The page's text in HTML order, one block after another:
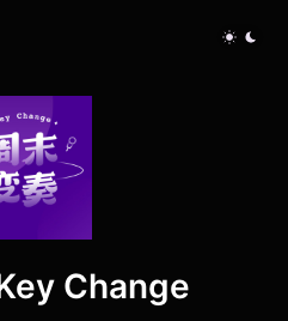
Change